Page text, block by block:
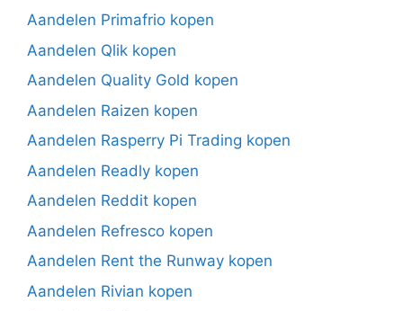
Aandelen Primafrio kopen
Aandelen Qlik kopen
Aandelen Quality Gold kopen
Aandelen Raizen kopen
Aandelen Rasperry Pi Trading kopen
Aandelen Readly kopen
Aandelen Reddit kopen
Aandelen Refresco kopen
Aandelen Rent the Runway kopen
Aandelen Rivian kopen